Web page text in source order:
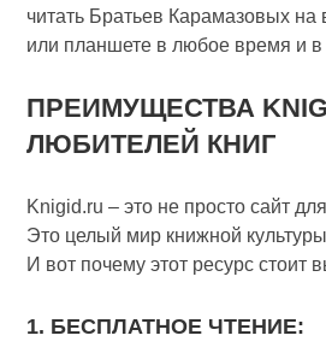
читать Братьев Карамазовых
или планшете в любое время и
ПРЕИМУЩЕСТВА
ЛЮБИТЕЛЕЙ КНИГ
Knigid.ru – это не просто сайт
Это целый мир книжной
И вот почему этот ресурс стоит
1. БЕСПЛАТНОЕ ЧТЕНИЕ: